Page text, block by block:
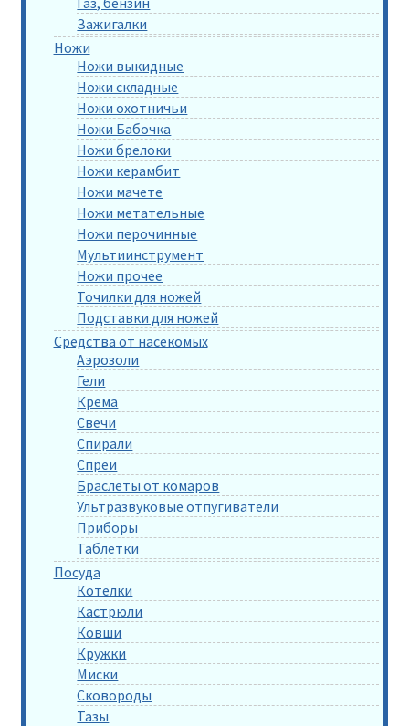
Зажигалки
Ножи
Ножи выкидные
Ножи складные
Ножи охотничьи
Ножи Бабочка
Ножи брелоки
Ножи керамбит
Ножи мачете
Ножи метательные
Ножи перочинные
Мультиинструмент
Ножи прочее
Точилки для ножей
Подставки для ножей
Средства от насекомых
Аэрозоли
Гели
Крема
Свечи
Спирали
Спреи
Браслеты от комаров
Ультразвуковые отпугиватели
Приборы
Таблетки
Посуда
Котелки
Кастрюли
Ковши
Кружки
Миски
Сковороды
Тазы